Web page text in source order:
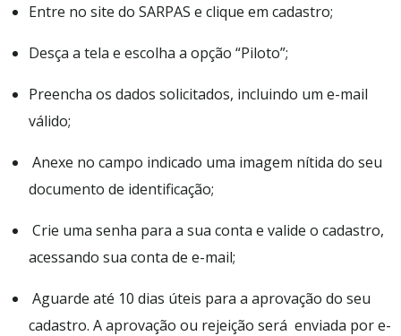
Entre no site do SARPAS e clique em cadastro;
Desça a tela e escolha a opção “Piloto”;
Preencha os dados solicitados, incluindo um e-mail
válido;
Anexe no campo indicado uma imagem nítida do seu
documento de identificação;
Crie uma senha para a sua conta e valide o cadastro,
acessando sua conta de e-mail;
Aguarde até 10 dias úteis para a aprovação do seu
cadastro. A aprovação ou rejeição será enviada por e-